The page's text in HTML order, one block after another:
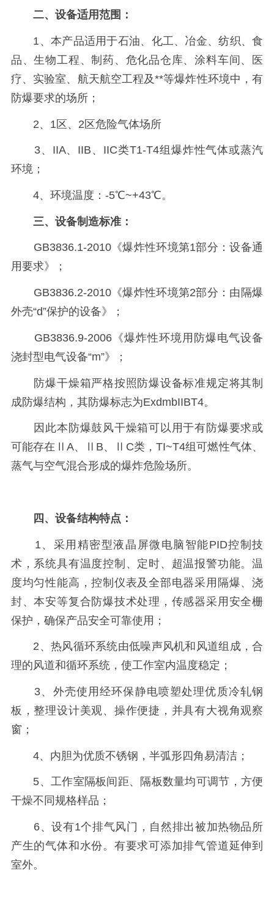
二、设备适用范围 ：
1、本产品适用于石油、化工、冶金、纺织、食
品、生物工程、制药、危化品仓库、涂料车间、医
疗、实验室、航天航空工程及**等爆炸性环境中，有
防爆要求的场所；
2、1区、2区危险气体场所
3、IIA、IIB、IIC类T1-T4组爆炸性气体或蒸汽
环境；
4、环境温度：-5℃~+43℃。
三、设备制造标准：
GB3836.1-2010《爆炸性环境第1部分：设备通
用要求》；
GB3836.2-2010《爆炸性环境第2部分：由隔爆
外壳“d”保护的设备》；
GB3836.9-2006《爆炸性环境用防爆电气设备
浇封型电气设备“m”》；
防爆干燥箱严格按照防爆设备标准规定将其制
成防爆结构，其防爆标志为ExdmbIIBT4。
因此本防爆鼓风干燥箱可以用于有防爆要求或
可能存在ⅡA、ⅡB、ⅡC类，TI~T4组可燃性气体、
蒸气与空气混合形成的爆炸危险场所。
四、设备结构特点：
1、采用精密型液晶屏微电脑智能PID控制技
术，系统具有温度控制、定时、超温报警功能。温
度均匀性能高，控制仪表及全部电器采用隔爆、浇
封、本安等复合防爆技术处理，传感器采用安全栅
保护，确保产品安全可靠使用；
2、热风循环系统由低噪声风机和风道组成，合
理的风道和循环系统，使工作室内温度稳定；
3、外壳使用经环保静电喷塑处理优质冷轧钢
板，整理设计美观、操作便捷，并具有大视角观察
窗；
4、内胆为优质不锈钢，半弧形四角易清洁；
5、工作室隔板间距、隔板数量均可调节，方便
干燥不同规格样品；
6、设有1个排气风门，自然排出被加热物品所
产生的气体和水份。有要求可添加排气管道延伸到
室外。